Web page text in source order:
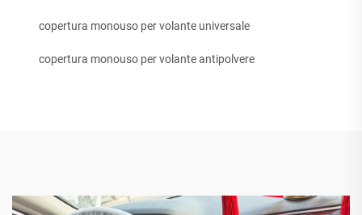
copertura monouso per volante universale
copertura monouso per volante antipolvere